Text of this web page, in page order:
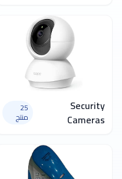
Security
Cameras
25
منتج